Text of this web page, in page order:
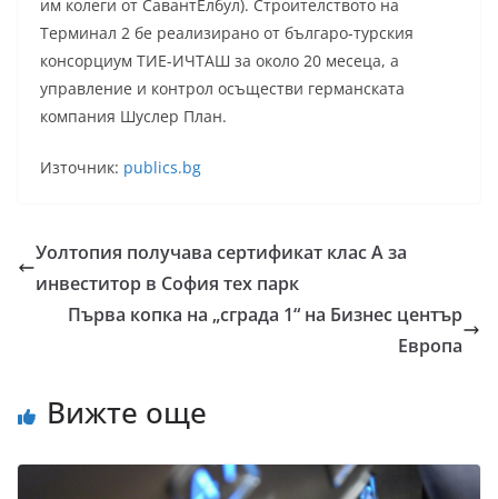
им колеги от СавантЕлбул). Строителството на
Терминал 2 бе реализирано от българо-турския
консорциум ТИЕ-ИЧТАШ за около 20 месеца, а
управление и контрол осъществи германската
компания Шуслер План.
Източник: publics.bg
Уолтопия получава сертификат клас А за
инвеститор в София тех парк
Първа копка на „сграда 1“ на Бизнес център
Европа
Вижте още